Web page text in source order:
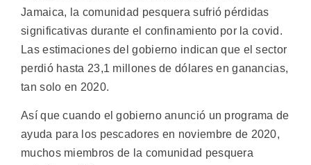
Jamaica, la comunidad pesquera sufrió pérdidas
significativas durante el confinamiento por la covid.
Las estimaciones del gobierno indican que el sector
perdió hasta 23,1 millones de dólares en ganancias,
tan solo en 2020.
Así que cuando el gobierno anunció un programa de
ayuda para los pescadores en noviembre de 2020,
muchos miembros de la comunidad pesquera